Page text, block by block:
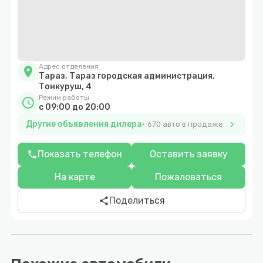
location_on Адрес отделения
Тараз, Тараз городская администрация,
Тонкуруш, 4
schedule Режим работы
c 09:00 до 20:00
Другие объявления дилера
670 авто в продаже chevron_right
phoneПоказать телефон Оставить заявку
На карте Пожаловаться
shareПоделиться